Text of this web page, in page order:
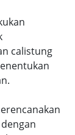
calistung